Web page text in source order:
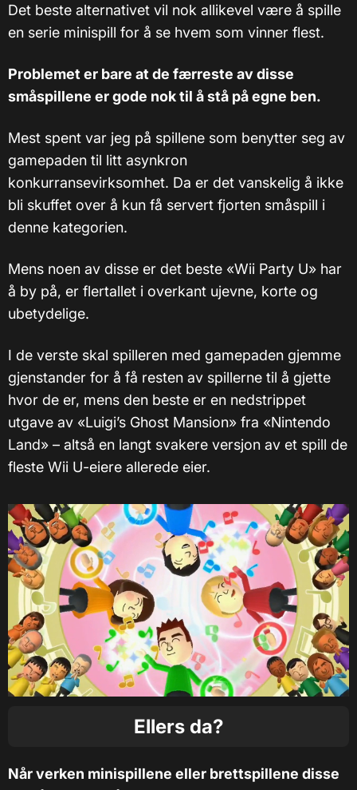
Det beste alternativet vil nok allikevel være å spille
en serie minispill for å se hvem som vinner flest.
Problemet er bare at de færreste av disse
småspillene er gode nok til å stå på egne ben.
Mest spent var jeg på spillene som benytter seg av
gamepaden til litt asynkron
konkurransevirksomhet. Da er det vanskelig å ikke
bli skuffet over å kun få servert fjorten småspill i
denne kategorien.
Mens noen av disse er det beste «Wii Party U» har
å by på, er flertallet i overkant ujevne, korte og
ubetydelige.
I de verste skal spilleren med gamepaden gjemme
gjenstander for å få resten av spillerne til å gjette
hvor de er, mens den beste er en nedstrippet
utgave av «Luigi’s Ghost Mansion» fra «Nintendo
Land» – altså en langt svakere versjon av et spill de
fleste Wii U-eiere allerede eier.
Ellers da?
Når verken minispillene eller brettspillene disse